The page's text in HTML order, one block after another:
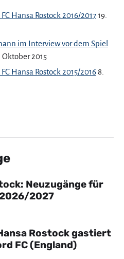
Hansa Rostock 2016/201719.
im Interview vor dem Spiel
Oktober 2015
Hansa Rostock 2015/20168.
Neuzugänge für
2027
Rostock gastiert
FC (England)